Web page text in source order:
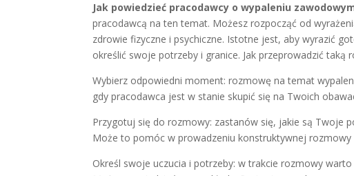
Jak powiedzieć pracodawcy o wypaleniu
pracodawcą na ten temat. Możesz rozpocząć od
zdrowie fizyczne i psychiczne. Istotne jest, aby wyrazić
określić swoje potrzeby i granice. Jak przeprowadzić taką
Wybierz odpowiedni moment: rozmowę na temat
gdy pracodawca jest w stanie skupić się na Twoich
Przygotuj się do rozmowy: zastanów się, jakie są Twoje
Może to pomóc w prowadzeniu konstruktywnej rozmowy
Określ swoje uczucia i potrzeby: w trakcie rozmowy